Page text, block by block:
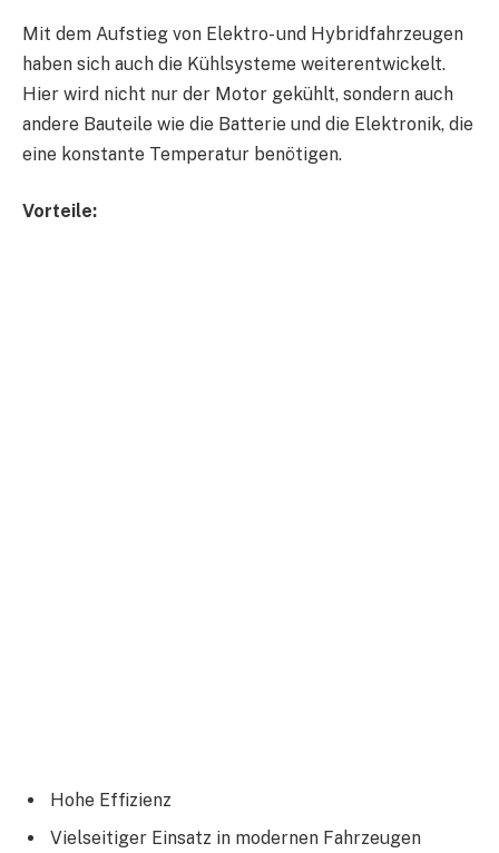
Mit dem Aufstieg von Elektro- und Hybridfahrzeugen
haben sich auch die Kühlsysteme weiterentwickelt.
Hier wird nicht nur der Motor gekühlt, sondern auch
andere Bauteile wie die Batterie und die Elektronik, die
eine konstante Temperatur benötigen.
Vorteile:
Hohe Effizienz
Vielseitiger Einsatz in modernen Fahrzeugen